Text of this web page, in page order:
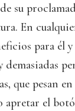
su
En
para él y
demasiadas
que pesan
apretar el